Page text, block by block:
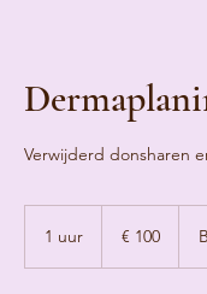
Verwijderd donsharen
1 uur € 100